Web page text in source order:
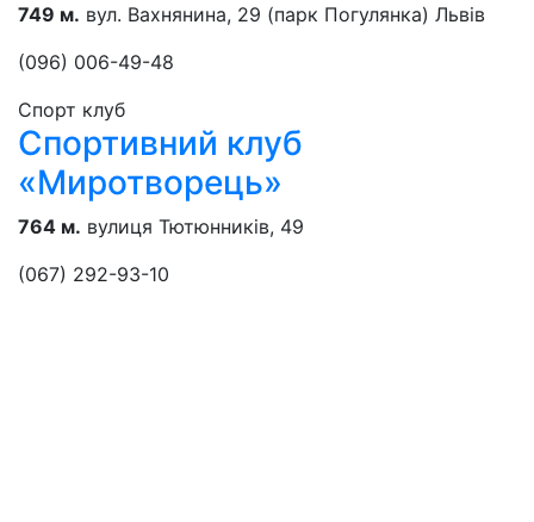
749 м. вул. Вахнянина, 29 (парк Погулянка) Львів
(096) 006-49-48
Спорт клуб
Спортивний клуб
«Миротворець»
764 м. вулиця Тютюнників, 49
(067) 292-93-10